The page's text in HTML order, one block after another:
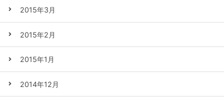
2015年3月
2015年2月
2015年1月
2014年12月